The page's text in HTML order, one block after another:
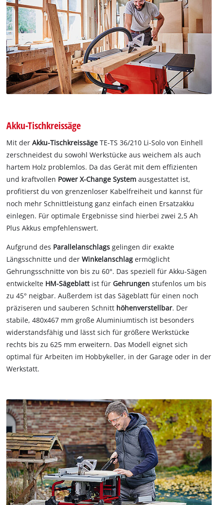
Akku-Tischkreissäge
Mit derAkku-Tischkreissäge TE-TS 36/210 Li-Solo von Einhell
zerschneidest du sowohl Werkstücke aus weichem als auch
hartem Holz problemlos. Da das Gerät mit dem effizienten
und kraftvollen Power X-Change System ausgestattet ist,
profitierst du von grenzenloser Kabelfreiheit und kannst für
noch mehr Schnittleistung ganz einfach einen Ersatzakku
einlegen. Für optimale Ergebnisse sind hierbei zwei 2,5 Ah
Plus Akkus empfehlenswert.
Aufgrund des Parallelanschlagsgelingen dir exakte
Längsschnitte und derWinkelanschlagermöglicht
Gehrungsschnitte von bis zu 60°. Das speziell für Akku-Sägen
entwickelte HM-Sägeblattist fürGehrungenstufenlos um bis
zu 45° neigbar. Außerdem ist das Sägeblatt für einen noch
präziseren und sauberen Schnitt höhenverstellbar. Der
stabile, 480x467 mm große Aluminiumtisch ist besonders
widerstandsfähig und lässt sich für größere Werkstücke
rechts bis zu 625 mm erweitern. Das Modell eignet sich
optimal für Arbeiten im Hobbykeller, in der Garage oder in der
Werkstatt.